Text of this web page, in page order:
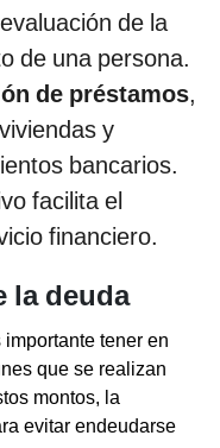
de la
de una persona.
de préstamos,
y
bancarios.
facilita el
financiero.
la deuda
importante tener en
que se realizan
montos, la
evitar endeudarse